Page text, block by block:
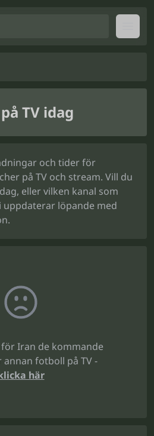
TV idag
och tider för
på TV och stream. Vill du
eller vilken kanal som
uppdaterar löpande med
Iran de kommande
annan fotboll på TV -
här